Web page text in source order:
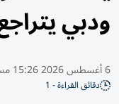
ودبي
6 أغسطس 2026 15:26 مساء
دقائق القراءة - 1